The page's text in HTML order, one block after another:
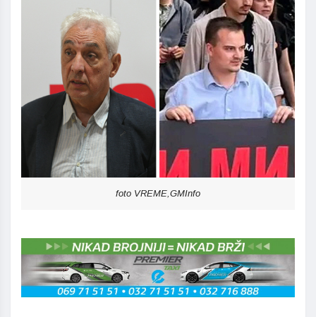
foto VREME,GMInfo